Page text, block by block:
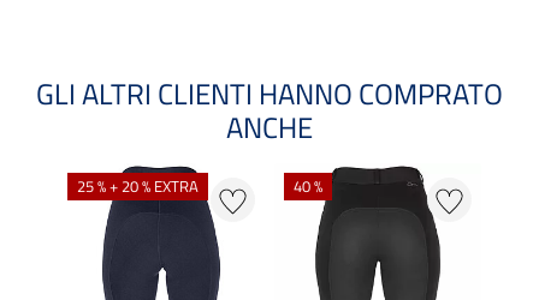
GLI ALTRI CLIENTI HANNO COMPRATO
ANCHE
25 % + 20 % EXTRA 40 %